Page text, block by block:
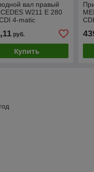
вал правый
W211 E 280
4-matic
руб.
Купить